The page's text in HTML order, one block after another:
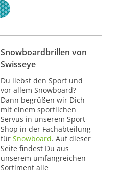
Snowboardbrillen von
Swisseye
Du liebst den Sport und
vor allem Snowboard?
Dann begrüßen wir Dich
mit einem sportlichen
Servus in unserem Sport-
Shop in der Fachabteilung
für Snowboard. Auf dieser
Seite findest Du aus
unserem umfangreichen
Sortiment alle